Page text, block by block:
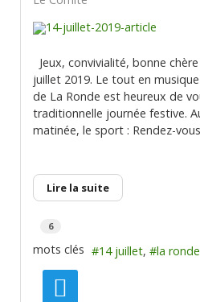
Jeux, convivialité, bonne
juillet 2019. Le tout en
de La Ronde est heureux de
traditionnelle journée festive.
matinée, le sport : Rendez-
Lire la suite
6
mots clés 14 juillet la